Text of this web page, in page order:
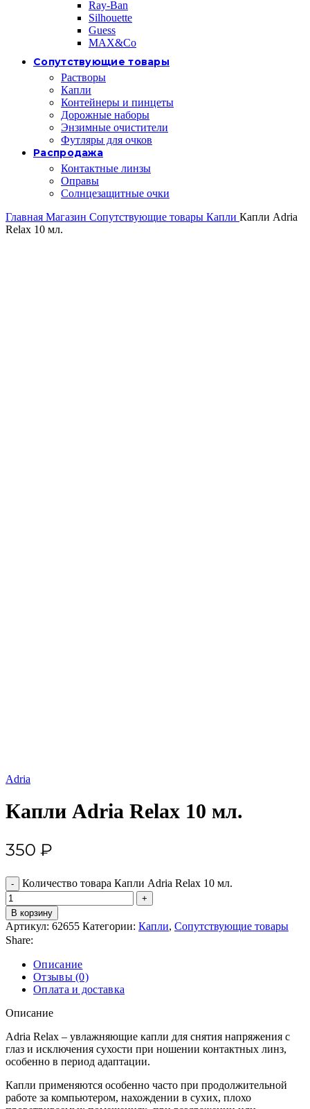
Ray-Ban
Silhouette
Guess
MAX&Co
Сопутствующие товары
Растворы
Капли
Контейнеры и пинцеты
Дорожные наборы
Энзимные очистители
Футляры для очков
Распродажа
Контактные линзы
Оправы
Солнцезащитные очки
Главная Магазин Сопутствующие товары Капли Капли Adria
Relax 10 мл.
Adria
Капли Adria Relax 10 мл.
350 ₽
Количество товара Капли Adria Relax 10 мл.
В корзину
Артикул: 62655 Категории: Капли, Сопутствующие товары
Share:
Описание
Отзывы (0)
Оплата и доставка
Описание
Adria Relax – увлажняющие капли для снятия напряжения с
глаз и исключения сухости при ношении контактных линз,
особенно в период адаптации.
Капли применяются особенно часто при продолжительной
работе за компьютером, нахождении в сухих, плохо